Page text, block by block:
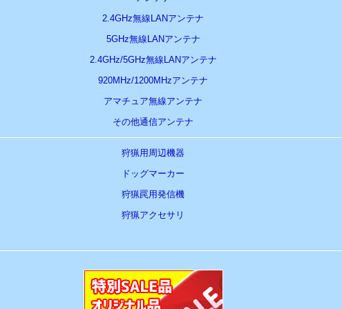
2.4GHz無線LANアンテナ
5GHz無線LANアンテナ
2.4GHz/5GHz無線LANアンテナ
920MHz/1200MHzアンテナ
アマチュア無線アンテナ
その他通信アンテナ
狩猟用周辺機器
ドッグマーカー
狩猟罠用発信機
狩猟アクセサリ